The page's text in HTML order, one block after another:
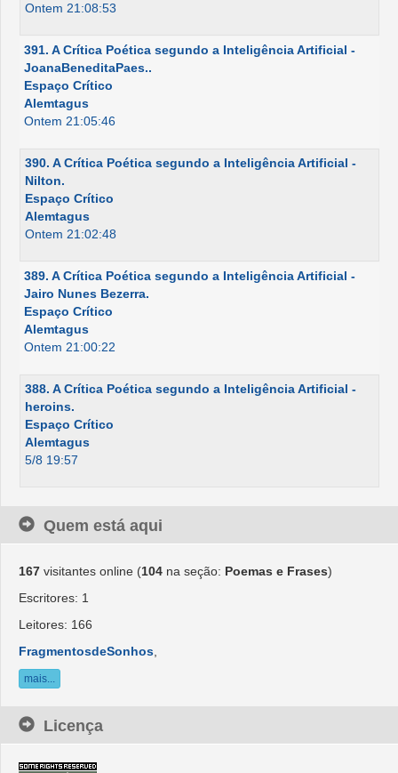
Ontem 21:08:53
391. A Crítica Poética segundo a Inteligência Artificial -
JoanaBeneditaPaes..
Espaço Crítico
Alemtagus
Ontem 21:05:46
390. A Crítica Poética segundo a Inteligência Artificial -
Nilton.
Espaço Crítico
Alemtagus
Ontem 21:02:48
389. A Crítica Poética segundo a Inteligência Artificial -
Jairo Nunes Bezerra.
Espaço Crítico
Alemtagus
Ontem 21:00:22
388. A Crítica Poética segundo a Inteligência Artificial -
heroins.
Espaço Crítico
Alemtagus
5/8 19:57
Quem está aqui
167 visitantes online (104 na seção: Poemas e Frases)
Escritores: 1
Leitores: 166
FragmentosdeSonhos
mais...
Licença